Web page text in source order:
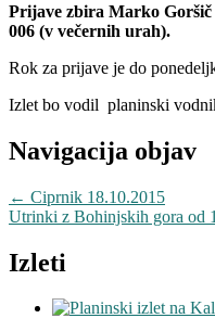
Prijave zbira Marko Goršič
006 (v večernih urah).
Rok za prijave je do
Izlet bo vodil planinski
Navigacija objav
← Ciprnik 18.10.2015
Utrinki z Bohinjskih gora od
Izleti